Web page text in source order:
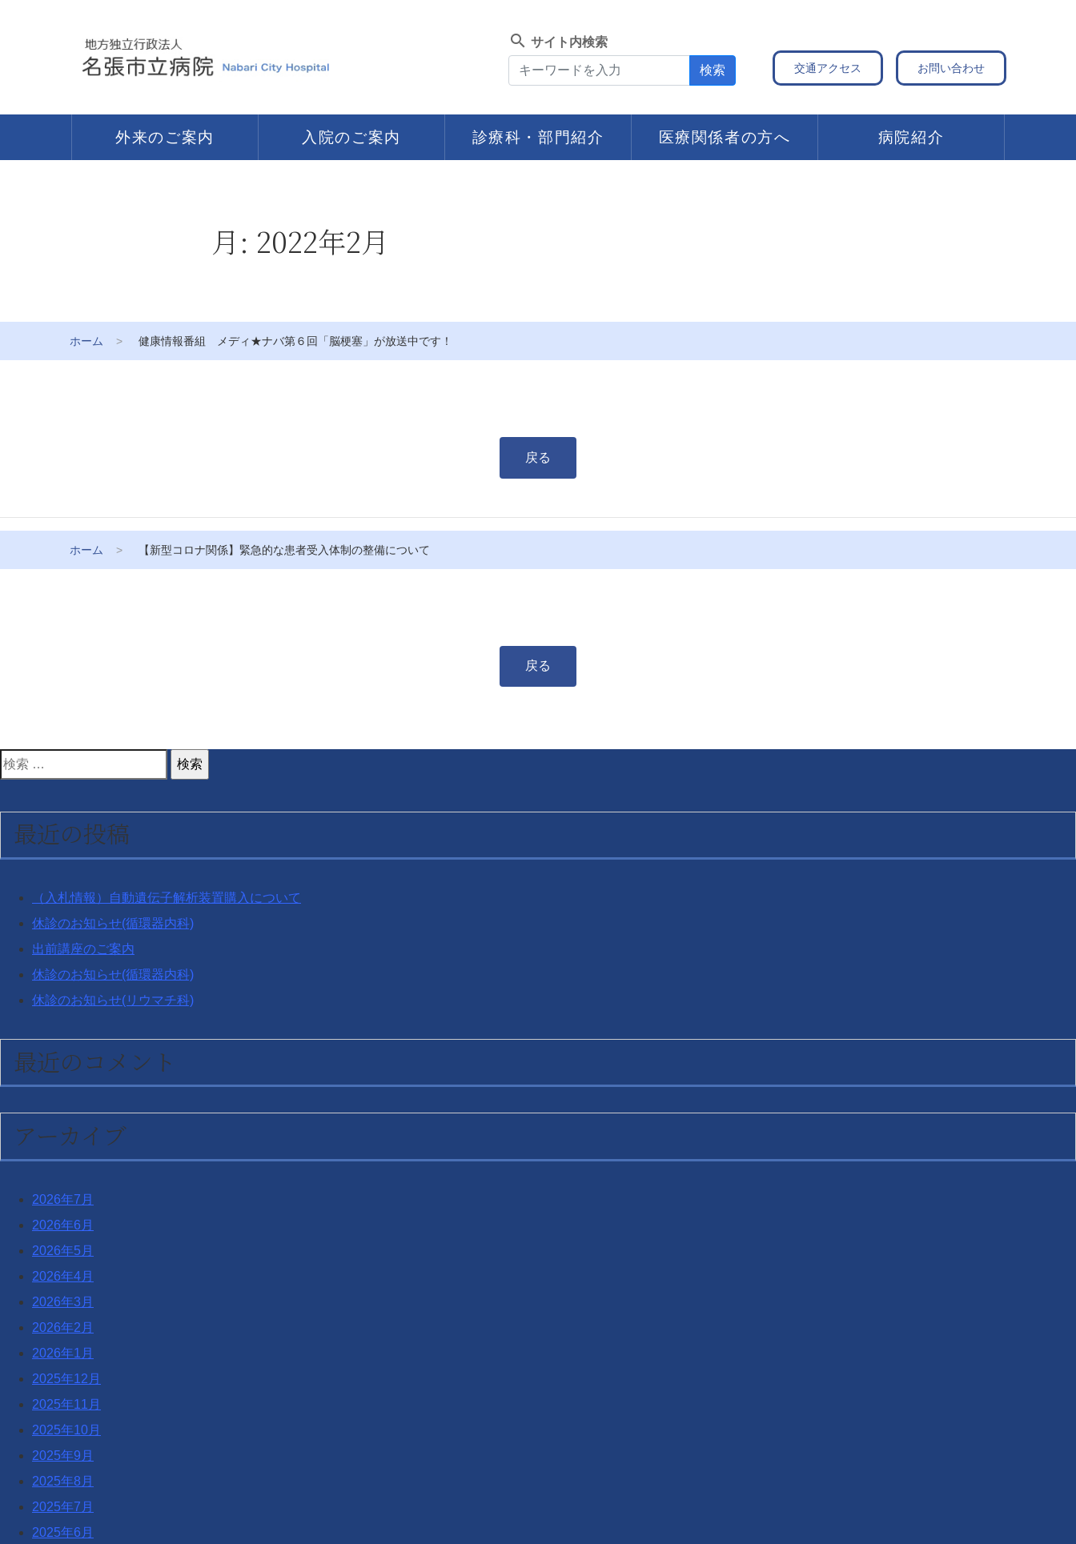
search サイト内検索
検索 交通アクセス お問い合わせ
外来のご案内 入院のご案内 診療科・部門紹介 医療関係者の方へ 病院紹介
月: 2022年2月
ホーム 健康情報番組 メディ★ナバ第６回「脳梗塞」が放送中です！
戻る
ホーム 【新型コロナ関係】緊急的な患者受入体制の整備について
戻る
検
対
最近の投稿
（入札情報）自動遺伝子解析装置購入について
休診のお知らせ(循環器内科)
出前講座のご案内
休診のお知らせ(循環器内科)
休診のお知らせ(リウマチ科)
最近のコメント
アーカイブ
2026年7月
2026年6月
2026年5月
2026年4月
2026年3月
2026年2月
2026年1月
2025年12月
2025年11月
2025年10月
2025年9月
2025年8月
2025年7月
2025年6月